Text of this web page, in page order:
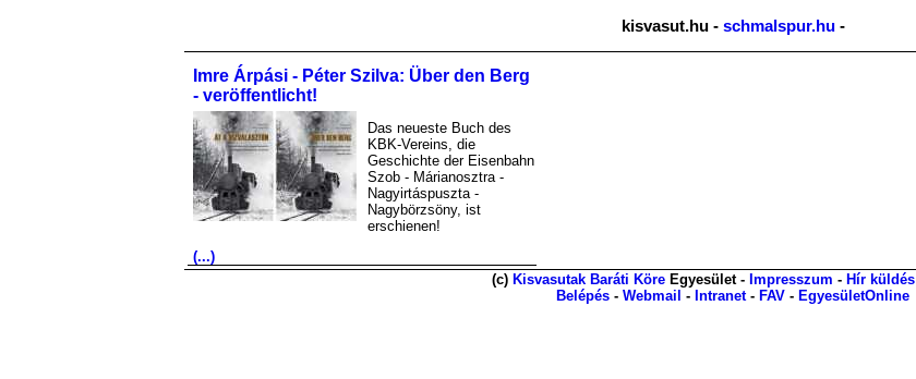
kisvasut.hu - schmalspur.hu-
Imre Árpási - Péter Szilva: Über den Berg
- veröffentlicht!
Das neueste Buch des
KBK-Vereins, die
Geschichte der Eisenbahn
Szob - Márianosztra -
Nagyirtáspuszta -
Nagybörzsöny, ist
erschienen!
(...)
(c) Kisvasutak Baráti Köre Egyesület - Impresszum - Hír küldés
Belépés - Webmail - Intranet- FAV - EgyesületOnline